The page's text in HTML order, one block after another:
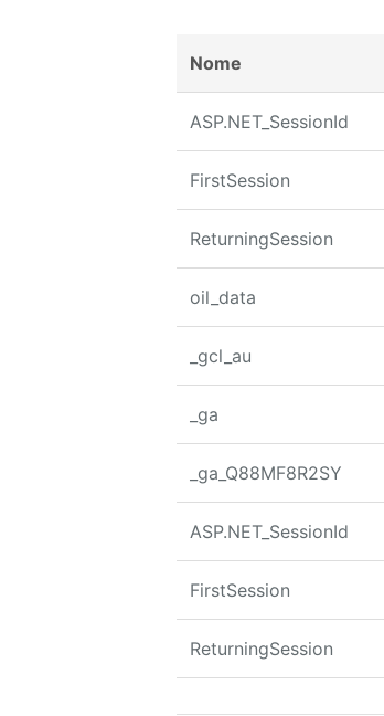
Nome
ASP.NET_SessionId
FirstSession
ReturningSession
oil_data
_gcl_au
_ga
_ga_Q88MF8R2SY
ASP.NET_SessionId
FirstSession
ReturningSession